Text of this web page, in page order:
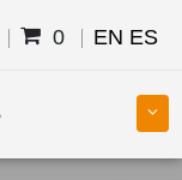
0 EN ES